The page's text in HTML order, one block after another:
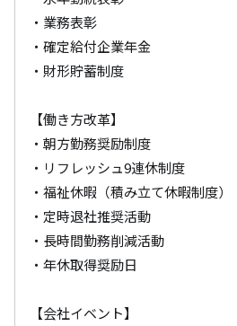
・業務表彰
・確定給付企業年金
・財形貯蓄制度
【働き方改革】
・朝方勤務奨励制度
・リフレッシュ9連休制度
・福祉休暇（積み立て休暇制度）
・定時退社推奨活動
・長時間勤務削減活動
・年休取得奨励日
【会社イベント】